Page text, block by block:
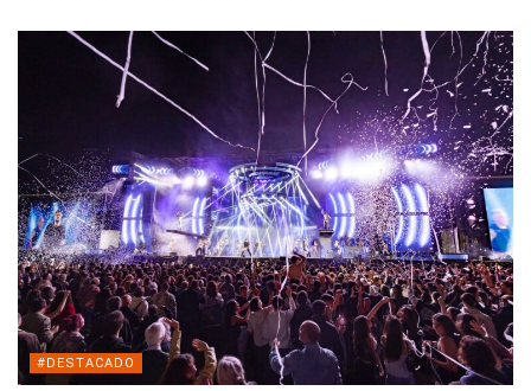
#DESTACADO